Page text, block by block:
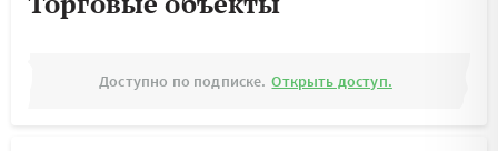
Доступно по подписке. Открыть доступ.